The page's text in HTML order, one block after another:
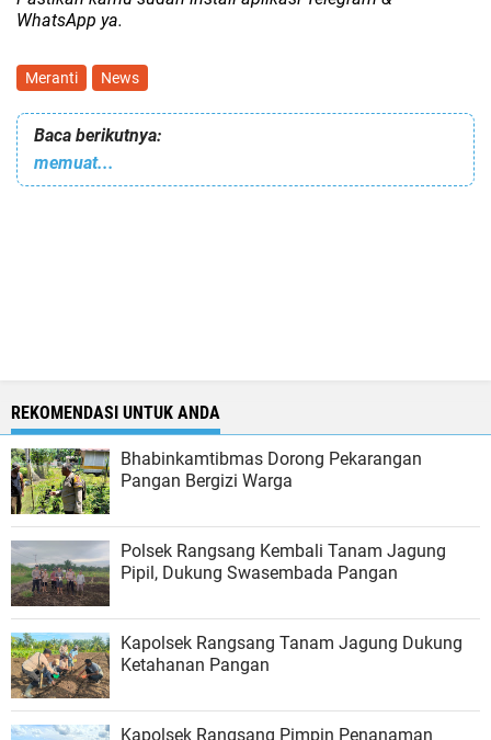
WhatsApp ya.
Meranti News
Baca berikutnya:
memuat...
REKOMENDASI UNTUK ANDA
Bhabinkamtibmas Dorong Pekarangan
Pangan Bergizi Warga
Polsek Rangsang Kembali Tanam Jagung
Pipil, Dukung Swasembada Pangan
Kapolsek Rangsang Tanam Jagung Dukung
Ketahanan Pangan
Kapolsek Rangsang Pimpin Penanaman